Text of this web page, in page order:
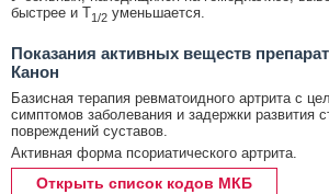
быстрее и T1/2 уменьшается.
Показания активных веществ
Канон
Базисная терапия ревматоидного артрита с
симптомов заболевания и задержки развития
повреждений суставов.
Активная форма псориатического артрита.
Открыть список кодов МКБ